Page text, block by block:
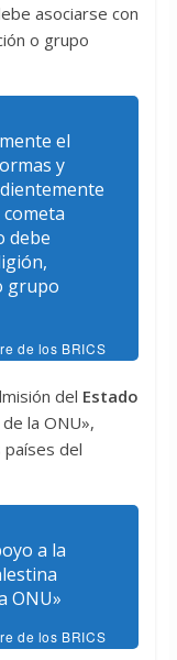
asociarse con
o grupo
el
y
debe
grupo
de los BRICS
del Estado
de la ONU»,
del
a la
ONU»
de los BRICS